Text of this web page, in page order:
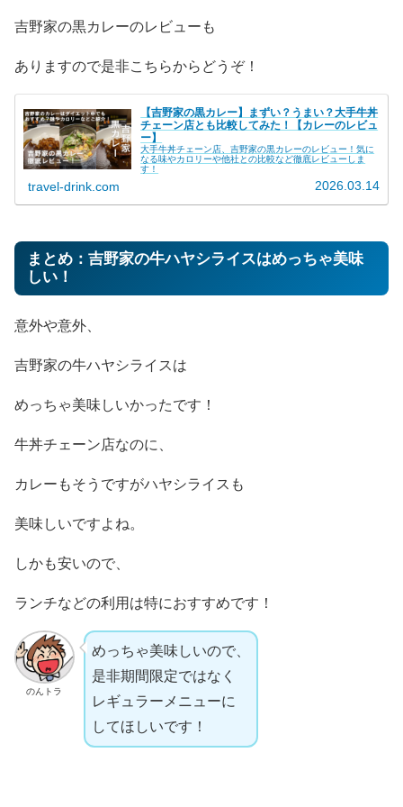
吉野家の黒カレーのレビューも
ありますので是非こちらからどうぞ！
【吉野家の黒カレー】まずい？うまい？大手牛丼
チェーン店とも比較してみた！【カレーのレビュ
ー】
大手牛丼チェーン店、吉野家の黒カレーのレビュー！気に
なる味やカロリーや他社との比較など徹底レビューしま
す！
travel-drink.com 2026.03.14
まとめ：吉野家の牛ハヤシライスはめっちゃ美味
しい！
意外や意外、
吉野家の牛ハヤシライスは
めっちゃ美味しいかったです！
牛丼チェーン店なのに、
カレーもそうですがハヤシライスも
美味しいですよね。
しかも安いので、
ランチなどの利用は特におすすめです！
のんトラ
めっちゃ美味しいので、
是非期間限定ではなく
レギュラーメニューに
してほしいです！